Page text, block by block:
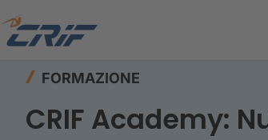
Home
FORMAZIONE
CRIF Academy: